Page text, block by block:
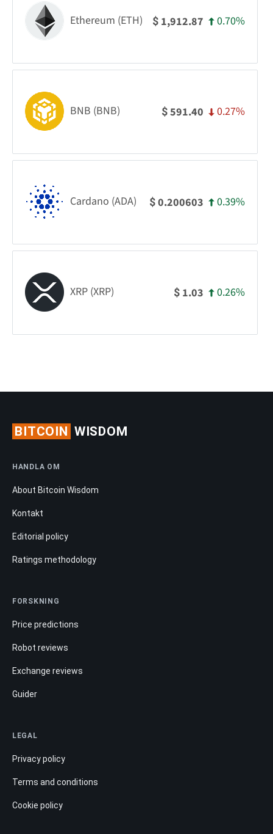
Ethereum (ETH) $ 1,912.87 0.70%
BNB (BNB) $591.40 0.27%
Cardano (ADA) $0.200603 0.39%
XRP (XRP) $ 1.03 0.26%
BITCOIN WISDOM
HANDLA OM
About Bitcoin Wisdom
Kontakt
Editorial policy
Ratings methodology
FORSKNING
Price predictions
Robot reviews
Exchange reviews
Guider
LEGAL
Privacy policy
Terms and conditions
Cookie policy